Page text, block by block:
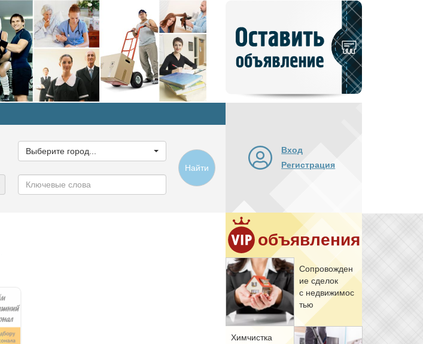
объявление
город...
Выберите город...
Ключевые
слова
Найти
Вход
Регистрация
объявления
Со­про­вож­де­н
ие сде­лок
с недви­жи­мо­с
тью
Хим­чист­ка